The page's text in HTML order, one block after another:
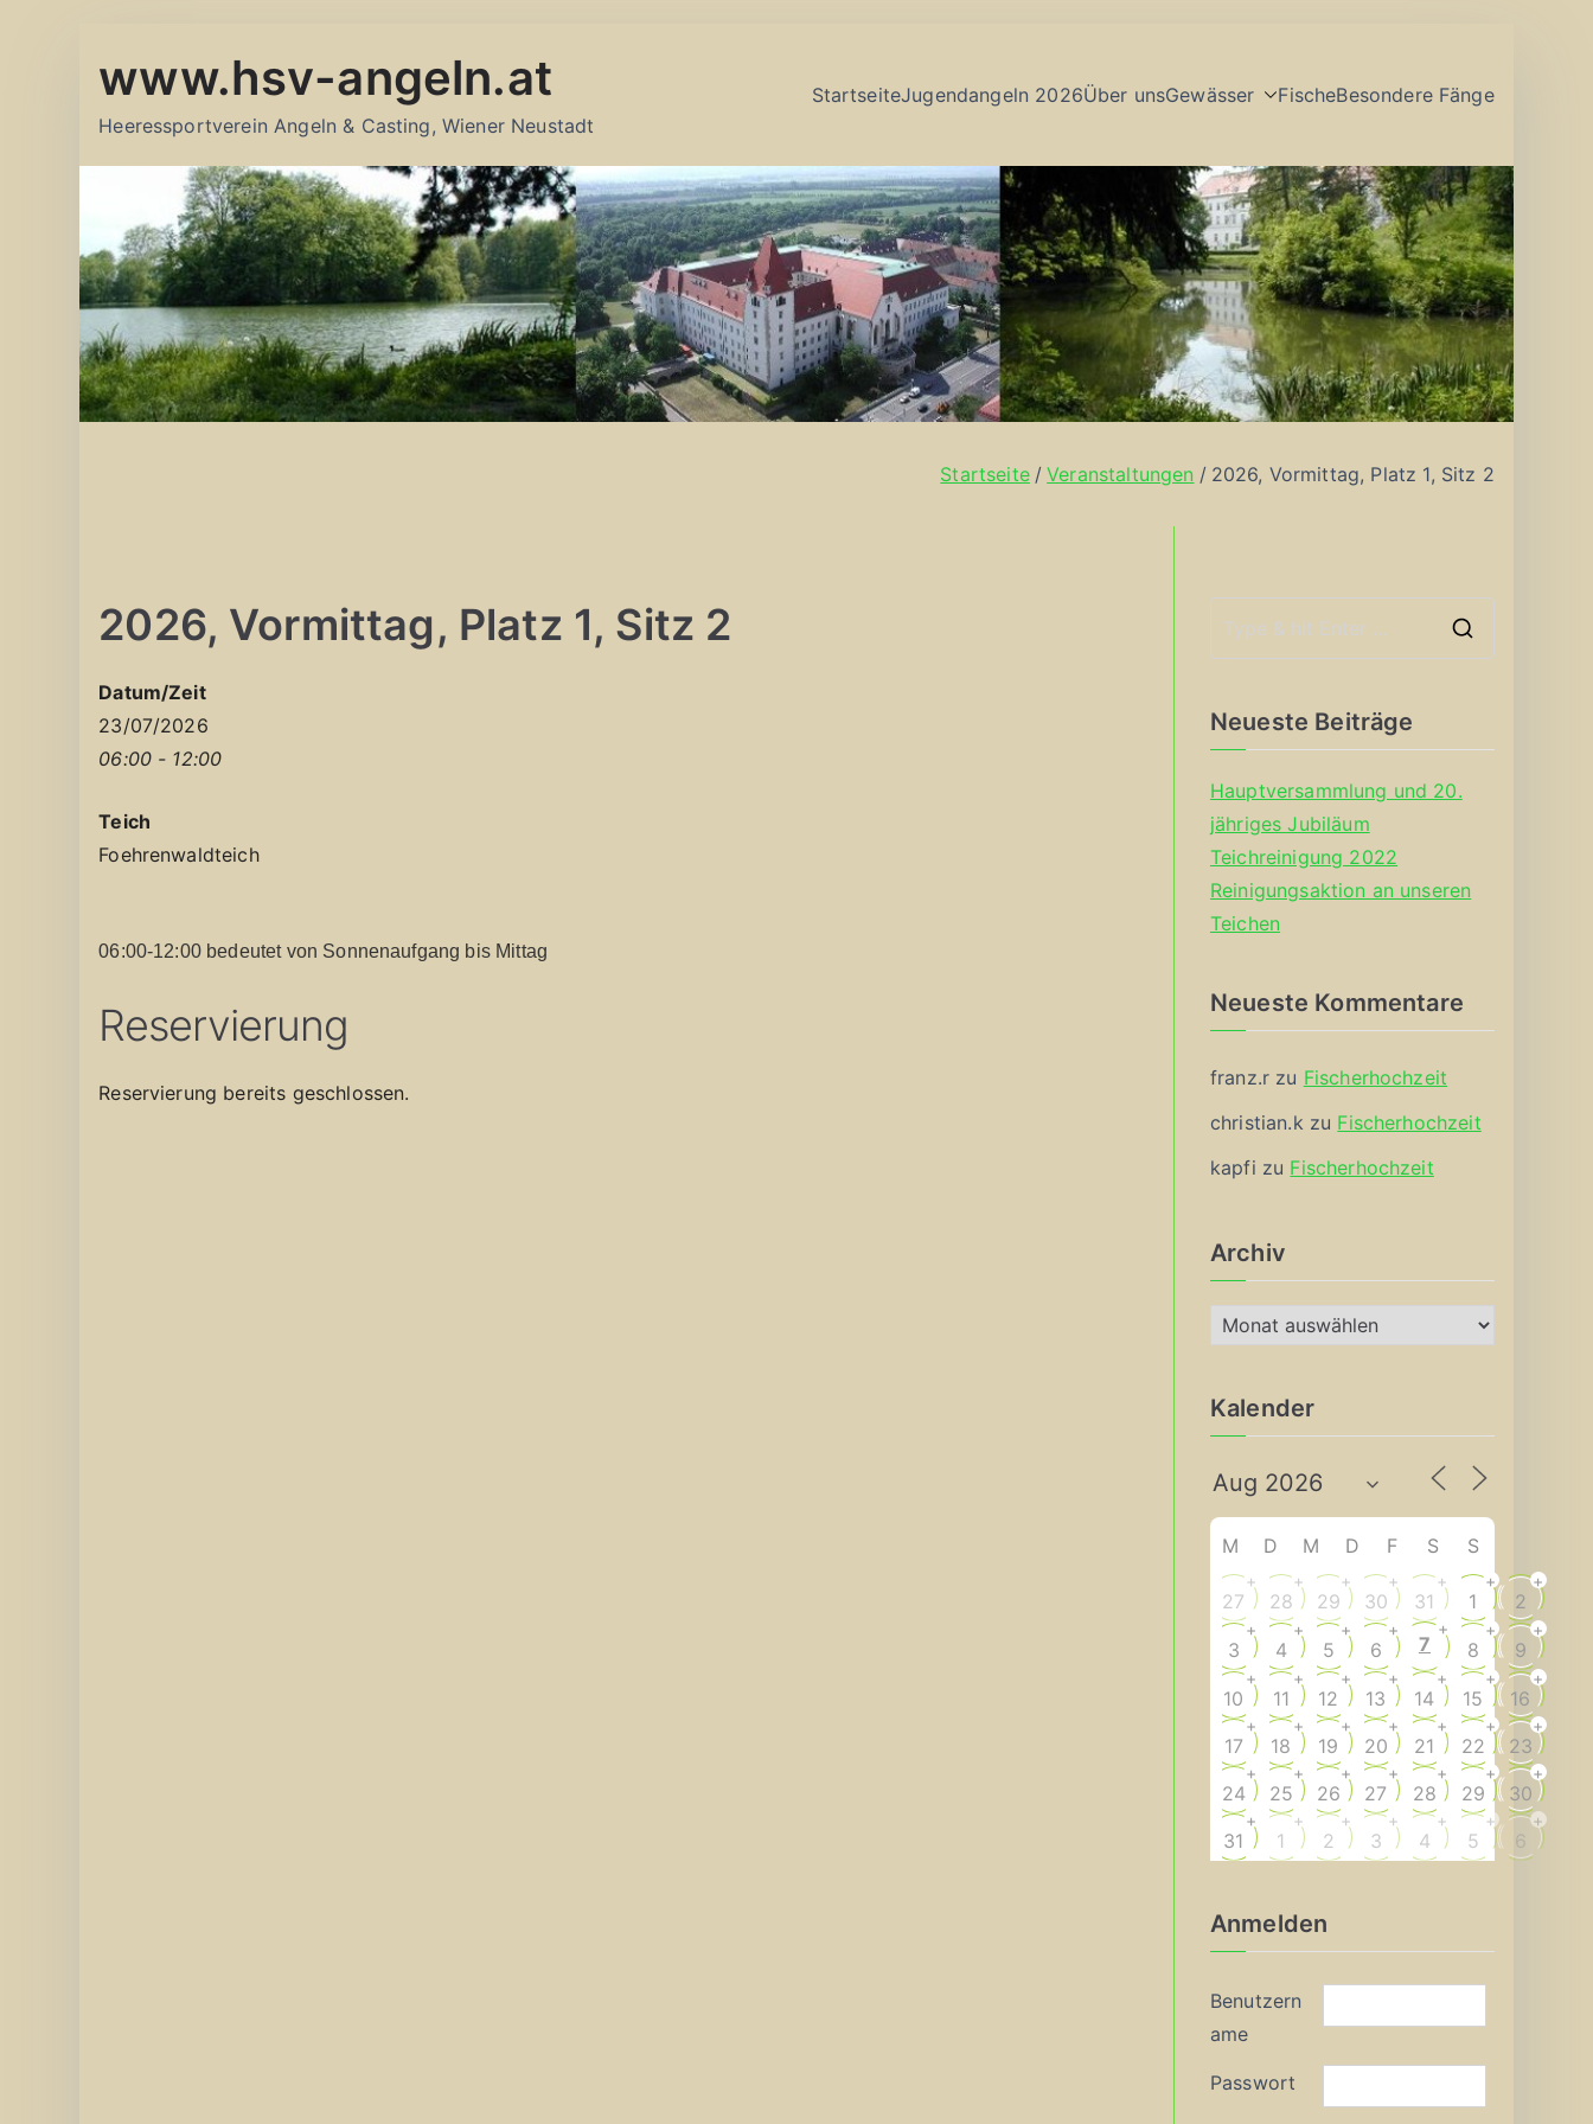
Inhalt
www.hsv-angeln.at
Heeressportverein Angeln & Casting, Wiener Neustadt
StartseiteJugendangeln 2026Über unsGewässer FischeBesondere Fänge
Startseite Veranstaltungen 2026, Vormittag, Platz 1, Sitz 2
2026, Vormittag, Platz 1, Sitz 2
Datum/Zeit
23/07/2026
06:00 - 12:00
Teich
Foehrenwaldteich
06:00-12:00 bedeutet von Sonnenaufgang bis Mittag
Reservierung
Reservierung bereits geschlossen.
Neueste Beiträge
Hauptversammlung und 20.
jähriges Jubiläum
Teichreinigung 2022
Reinigungsaktion an unseren
Teichen
Neueste Kommentare
franz.r zu Fischerhochzeit
christian.k zu Fischerhochzeit
kapfi zu Fischerhochzeit
Archiv
r
h
v
Kalender
M D M D F S S
27
+
28
+
29
+
30
+
31
+
1
+
2
+
3
+
4
+
5
+
6
+
7
+
8
+
9
+
10
+
11
+
12
+
13
+
14
+
15
+
16
+
17
+
18
+
19
+
20
+
21
+
22
+
23
+
24
+
25
+
26
+
27
+
28
+
29
+
30
+
31
+
1
+
2
+
3
+
4
+
5
+
6
+
Anmelden
Benutzern
ame
Passwort